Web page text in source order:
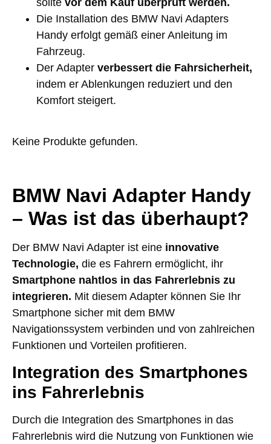
Die Installation des BMW Navi Adapters
Handy erfolgt gemäß einer Anleitung im
Fahrzeug.
Der Adapter verbessert die Fahrsicherheit,
indem er Ablenkungen reduziert und den
Komfort steigert.
Keine Produkte gefunden.
BMW Navi Adapter Handy
– Was ist das überhaupt?
Der BMW Navi Adapter ist eine innovative
Technologie, die es Fahrern ermöglicht, ihr
Smartphone nahtlos in das Fahrerlebnis zu
integrieren. Mit diesem Adapter können Sie Ihr
Smartphone sicher mit dem BMW
Navigationssystem verbinden und von zahlreichen
Funktionen und Vorteilen profitieren.
Integration des Smartphones
ins Fahrerlebnis
Durch die Integration des Smartphones in das
Fahrerlebnis wird die Nutzung von Funktionen wie